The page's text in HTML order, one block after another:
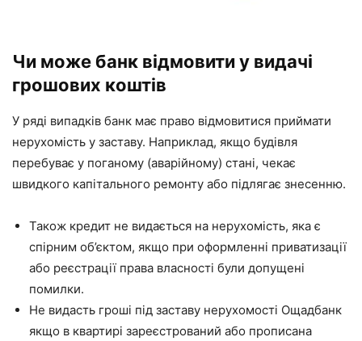
Чи може банк відмовити у видачі
грошових коштів
У ряді випадків банк має право відмовитися приймати
нерухомість у заставу. Наприклад, якщо будівля
перебуває у поганому (аварійному) стані, чекає
швидкого капітального ремонту або підлягає знесенню.
Також кредит не видається на нерухомість, яка є
спірним об’єктом, якщо при оформленні приватизації
або реєстрації права власності були допущені
помилки.
Не видасть гроші під заставу нерухомості Ощадбанк
якщо в квартирі зареєстрований або прописана